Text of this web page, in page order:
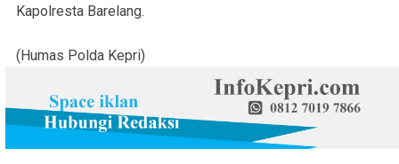
Kapolresta Barelang.
(Humas Polda Kepri)